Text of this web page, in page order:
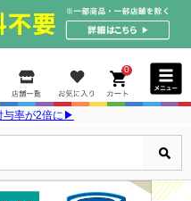
0
与率が2倍に▶